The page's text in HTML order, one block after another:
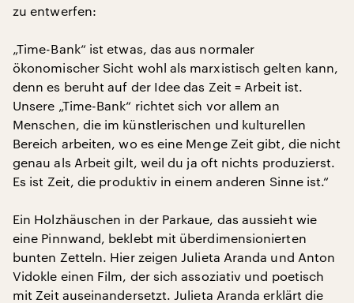
zu entwerfen:
„Time-Bank“ ist etwas, das aus normaler
ökonomischer Sicht wohl als marxistisch gelten kann,
denn es beruht auf der Idee das Zeit = Arbeit ist.
Unsere „Time-Bank“ richtet sich vor allem an
Menschen, die im künstlerischen und kulturellen
Bereich arbeiten, wo es eine Menge Zeit gibt, die nicht
genau als Arbeit gilt, weil du ja oft nichts produzierst.
Es ist Zeit, die produktiv in einem anderen Sinne ist.“
Ein Holzhäuschen in der Parkaue, das aussieht wie
eine Pinnwand, beklebt mit überdimensionierten
bunten Zetteln. Hier zeigen Julieta Aranda und Anton
Vidokle einen Film, der sich assoziativ und poetisch
mit Zeit auseinandersetzt. Julieta Aranda erklärt die